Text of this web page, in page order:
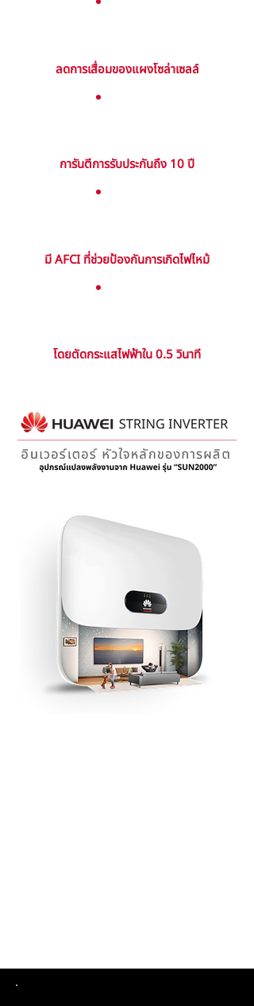
ลดการเสื่อมของแผงโซล่าเซลล์
การันตีการรับประกันถึง 10 ปี
มี AFCI ที่ช่วยป้องกันการเกิดไฟไหม้
โดยตัดกระแสไฟฟ้าใน 0.5 วินาที